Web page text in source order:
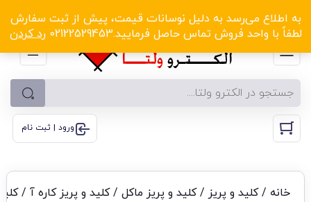
به اطلاع می‌رسد به دلیل نوسانات قیمت، پیش از ثبت سفارش
لطفاً با واحد فروش تماس حاصل فرمایید.02122529453
رد کردن
الکترو ولتا با تخفیف‌های شگفت‌انگیز! کلیک کنید
ورود | ثبت نام
خانه /کلید و پریز /کلید و پریز ماکل/کلید و پریز کاره آ/